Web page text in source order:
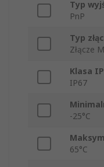
Typ
PnP
Typ
Złącze
Klasa IP
IP67
-25°C
65°C